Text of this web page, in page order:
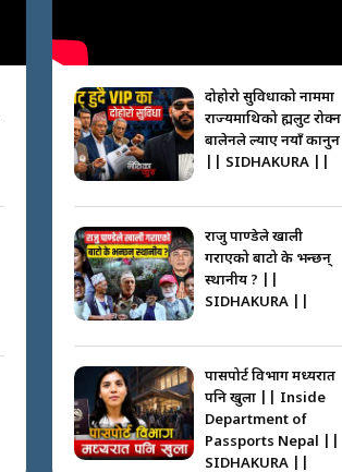
दोहोरो सुविधाको नाममा
राज्यमाथिको ब्रह्मलुट रोक्न
बालेनले ल्याए नयाँ कानुन
|| SIDHAKURA ||
राजु पाण्डेले खाली
गराएको बाटो के भन्छन्
स्थानीय ? ||
SIDHAKURA ||
पासपोर्ट विभाग मध्यरात
पनि खुला || Inside
Department of
Passports Nepal ||
SIDHAKURA ||